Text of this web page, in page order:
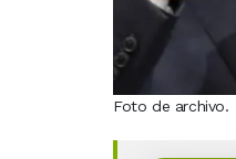
Foto de archivo.